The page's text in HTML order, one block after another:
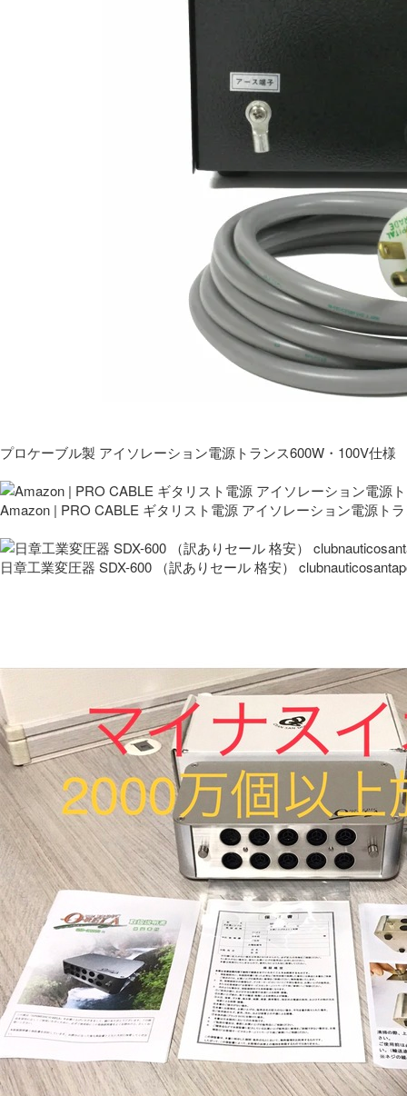
プロケーブル製 アイソレーション電源トランス600W・100V仕様
Amazon | PRO CABLE ギタリスト電源 アイソレーション電源ト
日章工業変圧器 SDX-600 （訳ありセール 格安）